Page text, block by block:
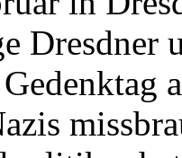
Dresdner